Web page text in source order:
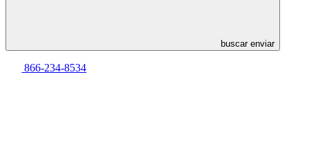
buscar enviar
866-234-8534